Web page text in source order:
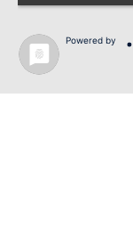
Powered by